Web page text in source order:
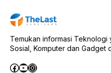
Temukan informasi Teknologi
Sosial, Komputer dan Gadget
Facebook
YouTube
Instagram